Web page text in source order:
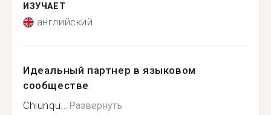
ИЗУЧАЕТ
английский
Идеальный партнер в языковом
сообществе
Chiunqu...Развернуть